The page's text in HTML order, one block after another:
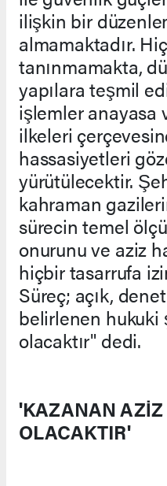
ilişkin bir
almamaktadır.
tanınmamakta,
yapılara teşmil
işlemler anayasa
ilkeleri
hassasiyetleri
yürütülecektir.
kahraman
sürecin temel
onurunu ve aziz
hiçbir tasarrufa
Süreç; açık,
belirlenen hukuki
olacaktır" dedi.
'KAZANAN
OLACAKTIR'